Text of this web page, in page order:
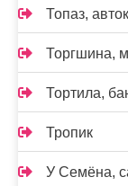
Топаз,
Торгшина,
Тортила,
Тропик
У Семёна,